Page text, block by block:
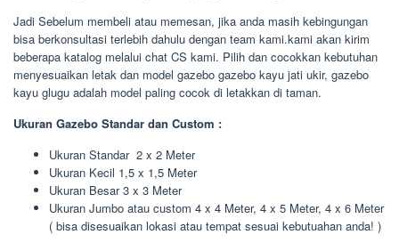
Jadi Sebelum membeli atau memesan, jika anda masih kebingungan
bisa berkonsultasi terlebih dahulu dengan team kami.kami akan kirim
beberapa katalog melalui chat CS kami. Pilih dan cocokkan kebutuhan
menyesuaikan letak dan model gazebo gazebo kayu jati ukir, gazebo
kayu glugu adalah model paling cocok di letakkan di taman.
Ukuran Gazebo Standar dan Custom :
Ukuran Standar 2 x 2 Meter
Ukuran Kecil 1,5 x 1,5 Meter
Ukuran Besar 3 x 3 Meter
Ukuran Jumbo atau custom 4 x 4 Meter, 4 x 5 Meter, 4 x 6 Meter
( bisa disesuaikan lokasi atau tempat sesuai kebutuahan anda! )